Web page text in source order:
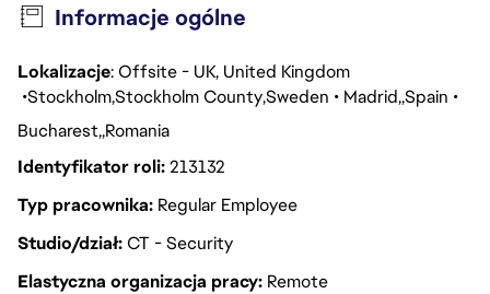
Informacje ogólne
Lokalizacje: Offsite - UK, United Kingdom
StockholmStockholm CountySweden Madrid Spain
Bucharest Romania
Identyfikator roli213132
Typ pracownika Regular Employee
Studio/działCT - Security
Elastyczna organizacja pracy Remote